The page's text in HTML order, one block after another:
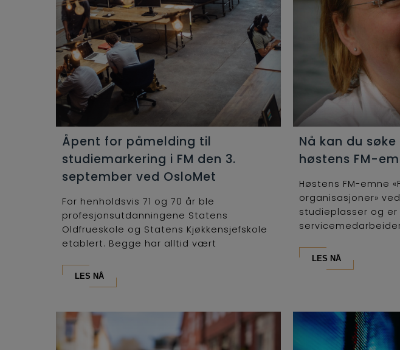
Åpent for påmelding til
studiemarkering i FM den 3.
september ved OsloMet
For henholdsvis 71 og 70 år ble
profesjonsutdanningene Statens
Oldfrueskole og Statens Kjøkkensjefskole
etablert. Begge har alltid vært
LES NÅ
Nå kan du
høstens FM-
Høstens FM-emne
organisasjoner»
studieplasser og
LES NÅ